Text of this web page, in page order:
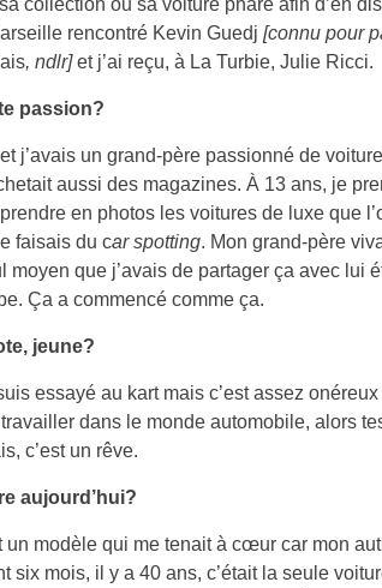
rencontré Kevin Guedj [connu pour
, ndlr]et j’ai reçu, à La Turbie, Julie Ricci.
passion?
j’avais un grand-père passionné de
aussi des magazines. À 13 ans, je
en photos les voitures de luxe que
faisais du car spotting. Mon grand-père
moyen que j’avais de partager ça avec lui
Ça a commencé comme ça.
jeune?
essayé au kart mais c’est assez
dans le monde automobile, alors
c’est un rêve.
aujourd’hui?
un modèle qui me tenait à cœur car mon
six mois, il y a 40 ans, c’était la seule